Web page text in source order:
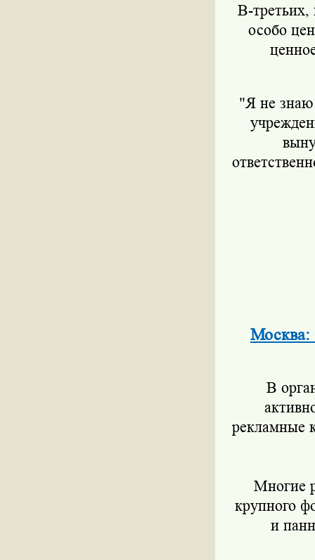
В-третьих,
особо
"Я не знаю
Москва:
В
рекламные
Многие
крупного
и